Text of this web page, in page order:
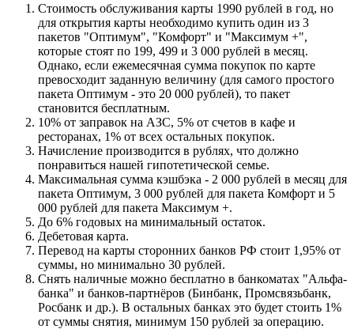
Стоимость обслуживания карты 1990 рублей в год, но
для открытия карты необходимо купить один из 3
пакетов "Оптимум", "Комфорт" и "Максимум +",
которые стоят по 199, 499 и 3 000 рублей в месяц.
Однако, если ежемесячная сумма покупок по карте
превосходит заданную величину (для самого простого
пакета Оптимум - это 20 000 рублей), то пакет
становится бесплатным.
10% от заправок на АЗС, 5% от счетов в кафе и
ресторанах, 1% от всех остальных покупок.
Начисление производится в рублях, что должно
понравиться нашей гипотетической семье.
Максимальная сумма кэшбэка - 2 000 рублей в месяц для
пакета Оптимум, 3 000 рублей для пакета Комфорт и 5
000 рублей для пакета Максимум +.
До 6% годовых на минимальный остаток.
Дебетовая карта.
Перевод на карты сторонних банков РФ стоит 1,95% от
суммы, но минимально 30 рублей.
Снять наличные можно бесплатно в банкоматах "Альфа-
банка" и банков-партнёров (Бинбанк, Промсвязьбанк,
Росбанк и др.). В остальных банках это будет стоить 1%
от суммы снятия, минимум 150 рублей за операцию.